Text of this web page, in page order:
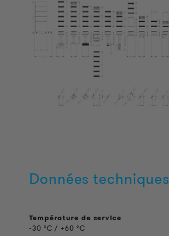
Données techniques
Température de service
-30 °C / +60 °C